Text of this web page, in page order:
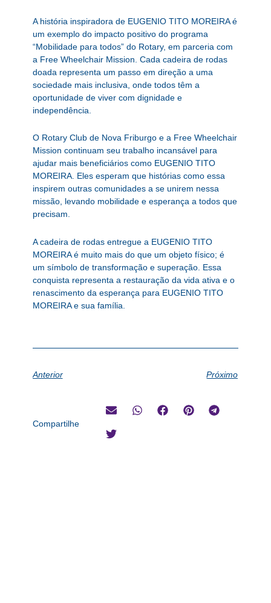
A história inspiradora de EUGENIO TITO MOREIRA é
um exemplo do impacto positivo do programa
“Mobilidade para todos” do Rotary, em parceria com
a Free Wheelchair Mission. Cada cadeira de rodas
doada representa um passo em direção a uma
sociedade mais inclusiva, onde todos têm a
oportunidade de viver com dignidade e
independência.
O Rotary Club de Nova Friburgo e a Free Wheelchair
Mission continuam seu trabalho incansável para
ajudar mais beneficiários como EUGENIO TITO
MOREIRA. Eles esperam que histórias como essa
inspirem outras comunidades a se unirem nessa
missão, levando mobilidade e esperança a todos que
precisam.
A cadeira de rodas entregue a EUGENIO TITO
MOREIRA é muito mais do que um objeto físico; é
um símbolo de transformação e superação. Essa
conquista representa a restauração da vida ativa e o
renascimento da esperança para EUGENIO TITO
MOREIRA e sua família.
Anterior Próximo
Compartilhe